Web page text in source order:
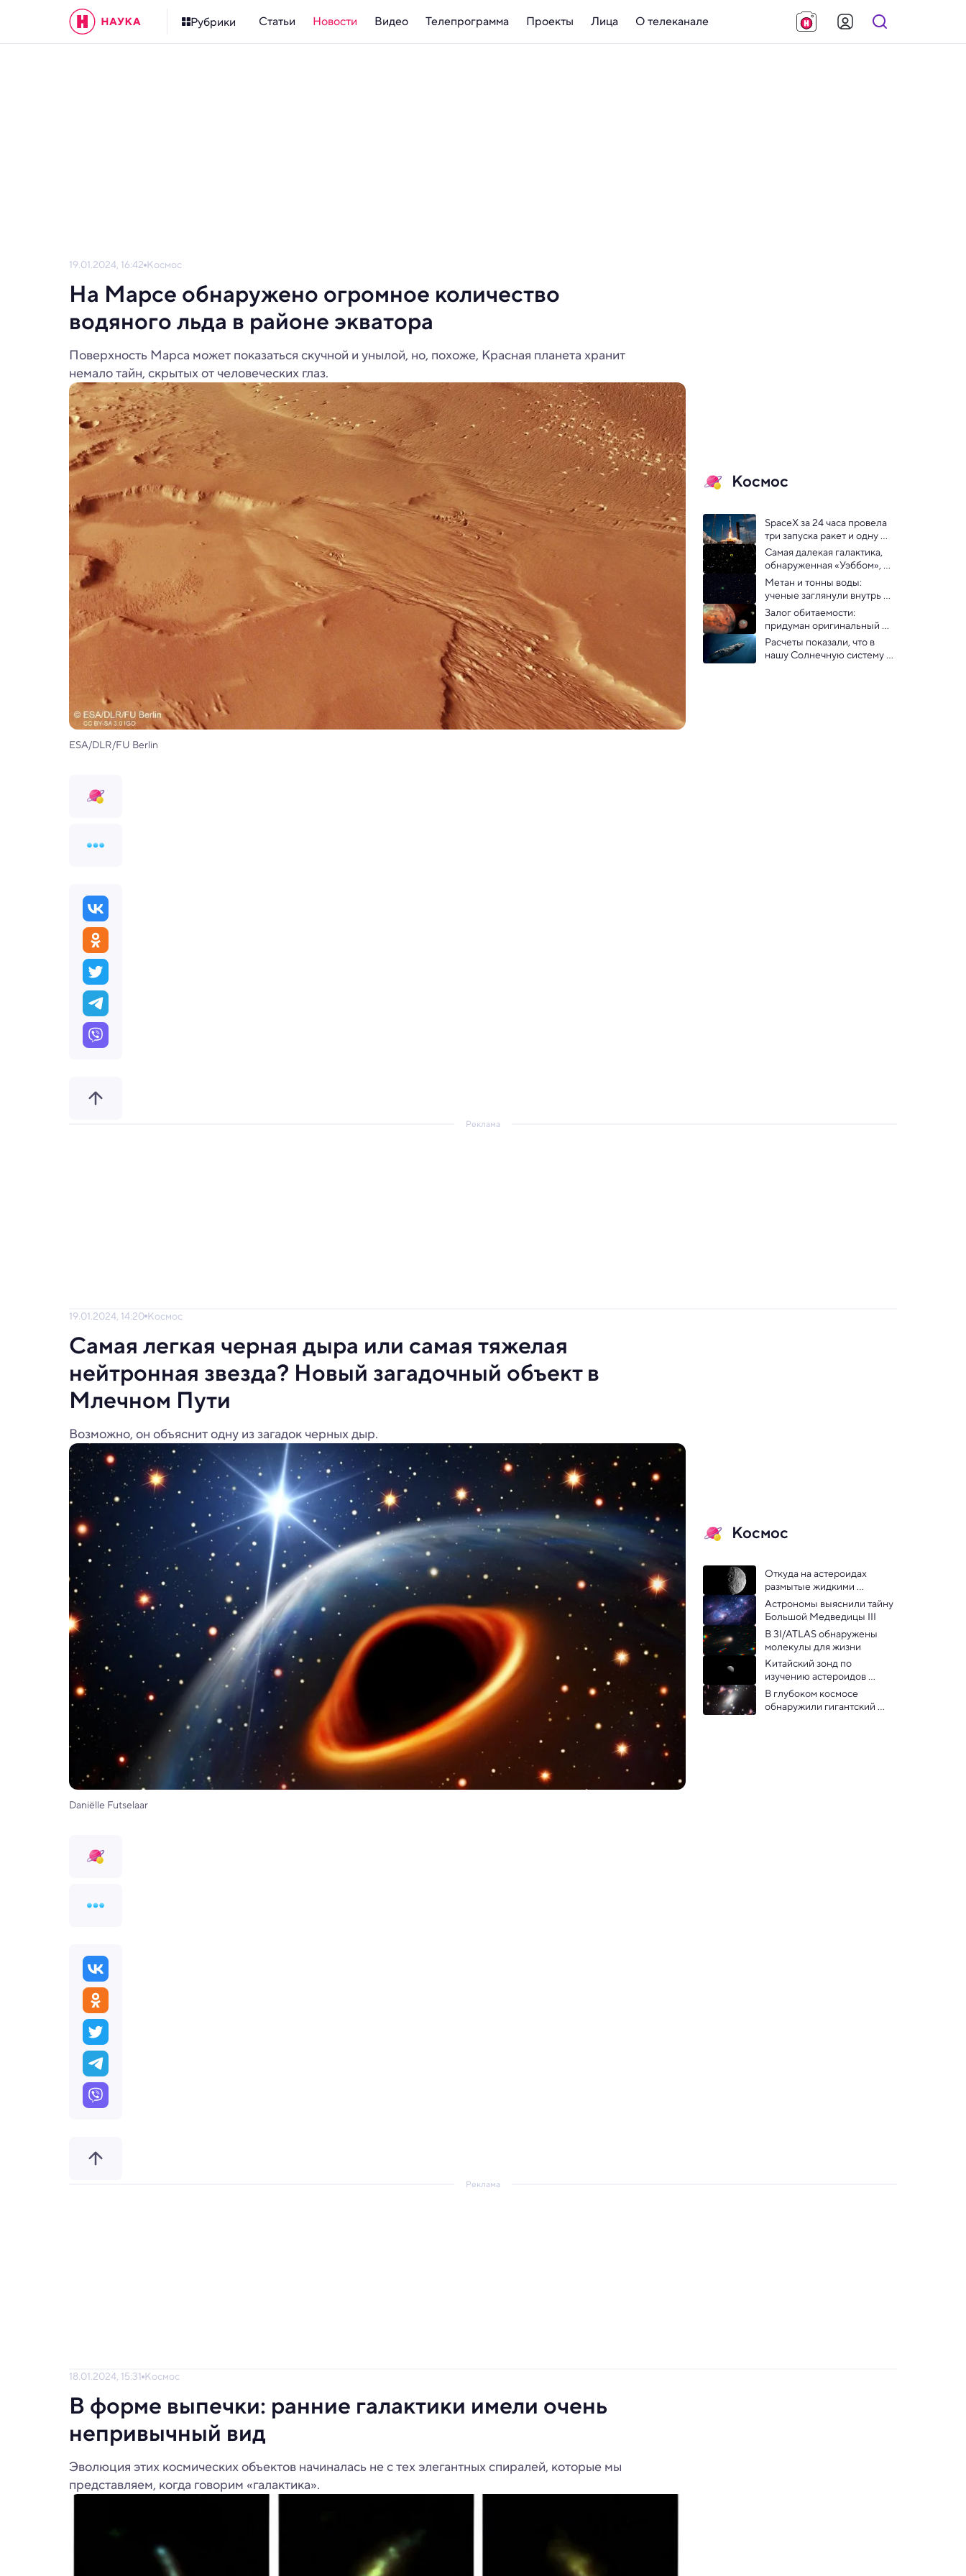
Рубрики Статьи Новости Видео Телепрограмма Проекты Лица О телеканале
19.01.2024, 16:42 Космос
На Марсе обнаружено огромное количество
водяного льда в районе экватора
Поверхность Марса может показаться скучной и унылой, но, похоже, Красная планета хранит
немало тайн, скрытых от человеческих глаз.
ESA/DLR/FU Berlin
Космос
SpaceX за 24 часа провела
три запуска ракет и одну
посадку Dragon
Самая далекая галактика,
обнаруженная «Уэббом»,
официально подтверждена
Метан и тонны воды:
ученые заглянули внутрь
межзвездной кометы
3I/ATLAS
Залог обитаемости:
придуман оригинальный
способ сделать Марсу
магнитосферу
Расчеты показали, что в
нашу Солнечную систему
Реклама
19.01.2024, 14:20 Космос
Самая легкая черная дыра или самая тяжелая
нейтронная звезда? Новый загадочный объект в
Млечном Пути
Возможно, он объяснит одну из загадок черных дыр.
Daniëlle Futselaar
Космос
Откуда на астероидах
размытые жидкими
потоками овраги — решение
загадки
Астрономы выяснили тайну
Большой Медведицы III
В 3I/ATLAS обнаружены
молекулы для жизни
Китайский зонд по
изучению астероидов
прислал фото с орбиты
В глубоком космосе
обнаружили гигантский
Реклама
18.01.2024, 15:31 Космос
В форме выпечки: ранние галактики имели очень
непривычный вид
Эволюция этих космических объектов начиналась не с тех элегантных спиралей, которые мы
представляем, когда говорим «галактика».